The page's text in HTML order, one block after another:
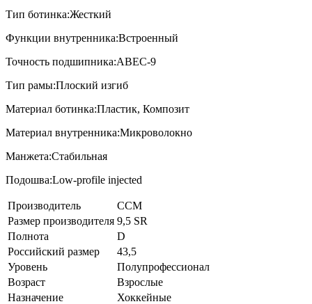
Тип ботинка:Жесткий
Функции внутренника:Встроенный
Точность подшипника:ABEC-9
Тип рамы:Плоский изгиб
Материал ботинка:Пластик, Композит
Материал внутренника:Микроволокно
Манжета:Стабильная
Подошва:Low-profile injected
Производитель
CCM
Размер производителя 9,5 SR
Полнота
D
Российский размер
43,5
Уровень
Полупрофессионал
Возраст
Взрослые
Назначение
Хоккейные